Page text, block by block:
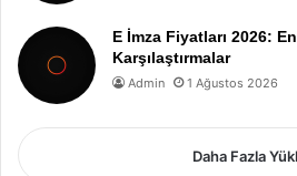
E İmza Fiyatları 2026:
Karşılaştırmalar
Admin 1 Ağustos 2026
Daha Fazla